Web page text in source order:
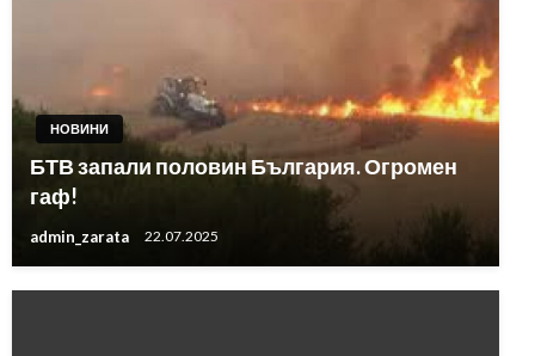
НОВИНИ
БТВ запали половин България. Огромен
гаф!
admin_zarata 22.07.2025